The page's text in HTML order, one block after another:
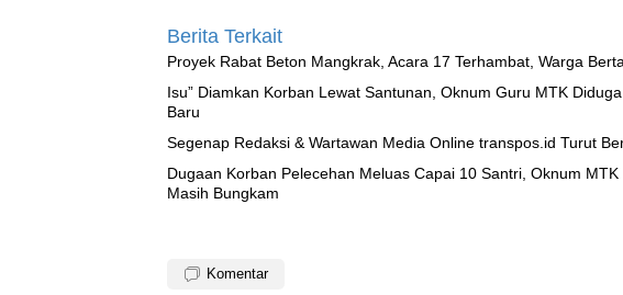
Berita Terkait
Proyek Rabat Beton Mangkrak, Acara 17 Terhambat, Warga
‎Isu” Diamkan Korban Lewat Santunan, Oknum Guru MTK
Baru
Segenap Redaksi & Wartawan Media Online transpos.id Turut
‎Dugaan Korban Pelecehan Meluas Capai 10 Santri, Oknum
Masih Bungkam
Komentar